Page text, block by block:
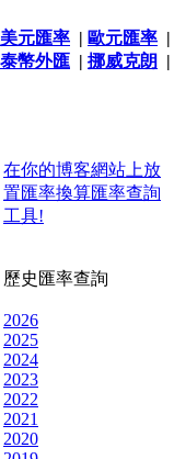
美元匯率 | 歐元匯率 |
泰幣外匯 | 挪威克朗 |
在你的博客網站上放
置匯率換算匯率查詢
工具!
歷史匯率查詢
2026
2025
2024
2023
2022
2021
2020